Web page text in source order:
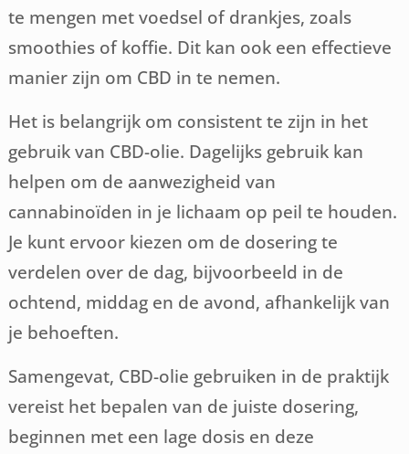
te mengen met voedsel of drankjes, zoals
smoothies of koffie. Dit kan ook een effectieve
manier zijn om CBD in te nemen.
Het is belangrijk om consistent te zijn in het
gebruik van CBD-olie. Dagelijks gebruik kan
helpen om de aanwezigheid van
cannabinoïden in je lichaam op peil te houden.
Je kunt ervoor kiezen om de dosering te
verdelen over de dag, bijvoorbeeld in de
ochtend, middag en de avond, afhankelijk van
je behoeften.
Samengevat, CBD-olie gebruiken in de praktijk
vereist het bepalen van de juiste dosering,
beginnen met een lage dosis en deze